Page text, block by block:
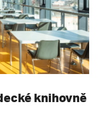
knihovně